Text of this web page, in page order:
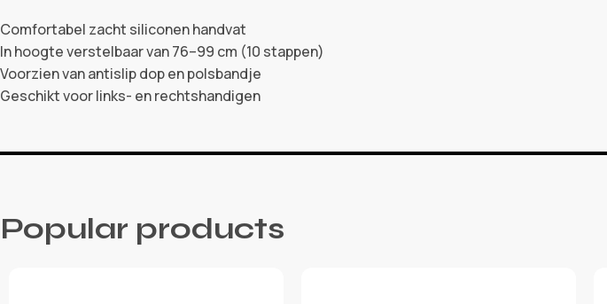
Comfortabel zacht siliconen handvat
In hoogte verstelbaar van 76–99 cm (10 stappen)
Voorzien van antislip dop en polsbandje
Geschikt voor links- en rechtshandigen
Popular products